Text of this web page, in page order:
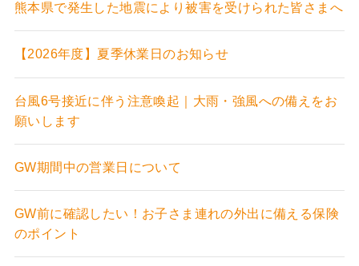
熊本県で発生した地震により被害を受けられた皆さまへ
【2026年度】夏季休業日のお知らせ
台風6号接近に伴う注意喚起｜大雨・強風への備えをお
願いします
GW期間中の営業日について
GW前に確認したい！お子さま連れの外出に備える保険
のポイント